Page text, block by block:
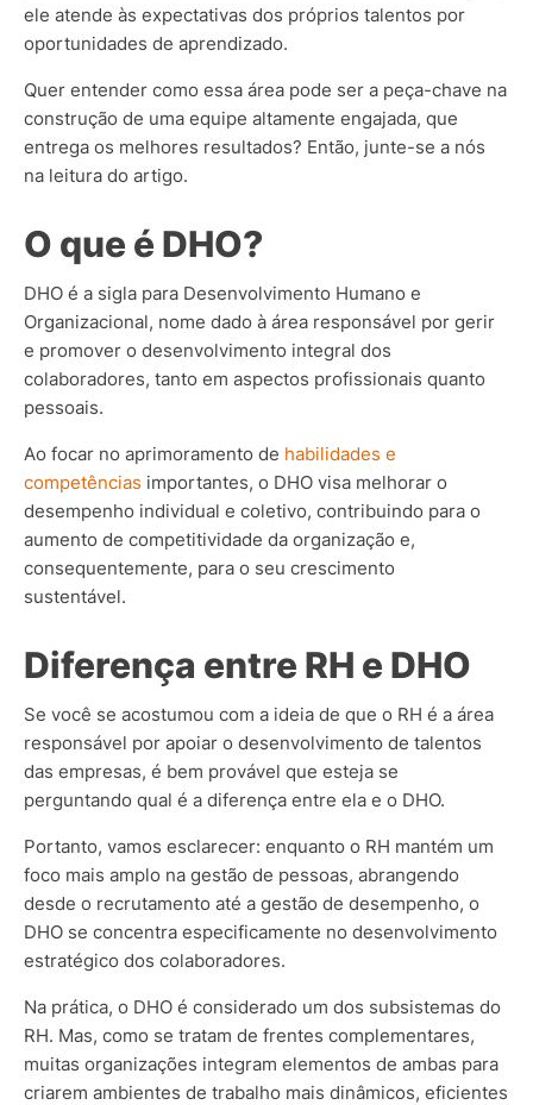
ele atende às expectativas dos próprios talentos por
oportunidades de aprendizado.
Quer entender como essa área pode ser a peça-chave na
construção de uma equipe altamente engajada, que
entrega os melhores resultados? Então, junte-se a nós
na leitura do artigo.
O que é DHO?
DHO é a sigla para Desenvolvimento Humano e
Organizacional, nome dado à área responsável por gerir
e promover o desenvolvimento integral dos
colaboradores, tanto em aspectos profissionais quanto
pessoais.
Ao focar no aprimoramento de habilidades e
competências importantes, o DHO visa melhorar o
desempenho individual e coletivo, contribuindo para o
aumento de competitividade da organização e,
consequentemente, para o seu crescimento
sustentável.
Diferença entre RH e DHO
Se você se acostumou com a ideia de que o RH é a área
responsável por apoiar o desenvolvimento de talentos
das empresas, é bem provável que esteja se
perguntando qual é a diferença entre ela e o DHO.
Portanto, vamos esclarecer: enquanto o RH mantém um
foco mais amplo na gestão de pessoas, abrangendo
desde o recrutamento até a gestão de desempenho, o
DHO se concentra especificamente no desenvolvimento
estratégico dos colaboradores.
Na prática, o DHO é considerado um dos subsistemas do
RH. Mas, como se tratam de frentes complementares,
muitas organizações integram elementos de ambas para
criarem ambientes de trabalho mais dinâmicos, eficientes